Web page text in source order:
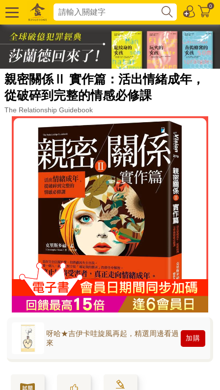
0
親密關係Ⅱ 實作篇：活出情緒成年，
從破碎到完整的情感必修課
The Relationship Guidebook
呀哈★吉伊卡哇旋風再起，精選周邊看過
來
加購